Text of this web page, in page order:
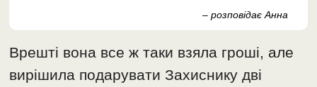
– розповідає Анна
Врешті вона все ж таки взяла гроші, але
вирішила подарувати Захиснику дві